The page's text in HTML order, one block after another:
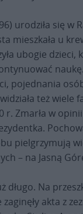
urodziła się
mieszkała u
ubogie
pojednania
też
Zmarła w
pielgrzymują
– na Jasną
długo. Na
akta z